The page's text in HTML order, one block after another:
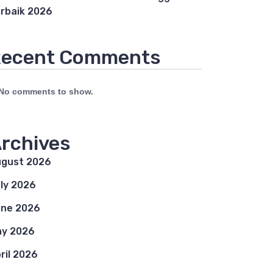
2026
Comments
comments to show.
2026
2026
2026
2026
2026